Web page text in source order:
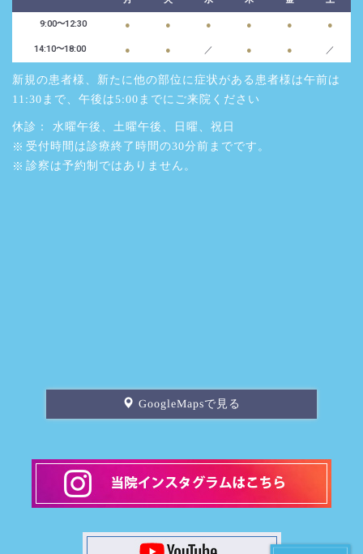
9:00～12:30 ● ● ● ● ● ●
14:10〜18:00 ● ● ／ ● ● ／
新規の患者様、新たに他の部位に症状がある患者様は午前は
11:30まで、午後は5:00までにご来院ください
休診： 水曜午後、土曜午後、日曜、祝日
受付時間は診療終了時間の30分前までです。
診察は予約制ではありません。
GoogleMapsで見る